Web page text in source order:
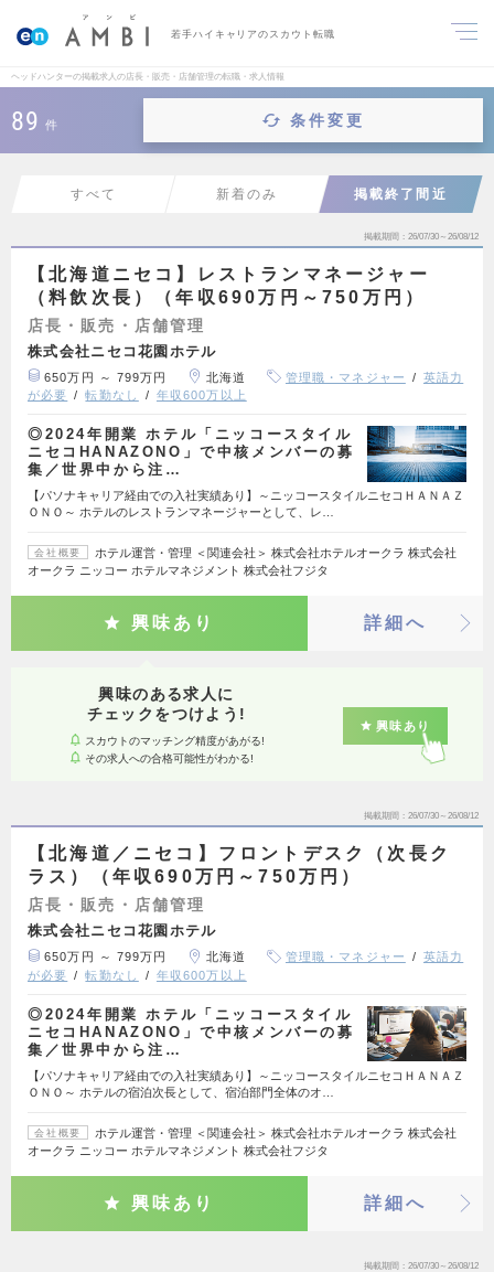
若手ハイキャリアのスカウト転職
ヘッドハンターの掲載求人の店長・販売・店舗管理の転職・求人情報
89 件 条件変更
すべて 新着のみ 掲載終了間近
掲載期間 26/07/30～26/08/12
【北海道ニセコ】レストランマネージャー
（料飲次長）（年収690万円～750万円）
店長・販売・店舗管理
株式会社ニセコ花園ホテル
650万円 ～ 799万円 北海道 管理職・マネジャー
英語力
が必要
転勤なし 年収600万以上
◎2024年開業 ホテル「ニッコースタイル
ニセコHANAZONO」で中核メンバーの募
集／世界中から注…
【パソナキャリア経由での入社実績あり】～ニッコースタイルニセコＨＡＮＡＺ
ＯＮＯ～ ホテルのレストランマネージャーとして、レ…
会社概要
ホテル運営・管理 ＜関連会社＞ 株式会社ホテルオークラ 株式会社
オークラ ニッコー ホテルマネジメント 株式会社フジタ
興味あり 詳細へ
興味のある求人に
チェックをつけよう!
スカウトのマッチング精度があがる!
その求人への合格可能性がわかる!
興味あり
掲載期間 26/07/30～26/08/12
【北海道／ニセコ】フロントデスク（次長ク
ラス）（年収690万円～750万円）
店長・販売・店舗管理
株式会社ニセコ花園ホテル
650万円 ～ 799万円 北海道 管理職・マネジャー
英語力
が必要
転勤なし 年収600万以上
◎2024年開業 ホテル「ニッコースタイル
ニセコHANAZONO」で中核メンバーの募
集／世界中から注…
【パソナキャリア経由での入社実績あり】～ニッコースタイルニセコＨＡＮＡＺ
ＯＮＯ～ ホテルの宿泊次長として、宿泊部門全体のオ…
会社概要
ホテル運営・管理 ＜関連会社＞ 株式会社ホテルオークラ 株式会社
オークラ ニッコー ホテルマネジメント 株式会社フジタ
興味あり 詳細へ
掲載期間 26/07/30～26/08/12